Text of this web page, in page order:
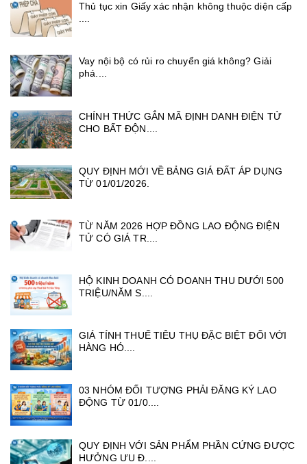
Thủ tục xin Giấy xác nhận không thuộc diện cấp
....
Vay nội bộ có rủi ro chuyển giá không? Giải
phá....
CHÍNH THỨC GẮN MÃ ĐỊNH DANH ĐIỆN TỬ
CHO BẤT ĐỘN....
QUY ĐỊNH MỚI VỀ BẢNG GIÁ ĐẤT ÁP DỤNG
TỪ 01/01/2026.
TỪ NĂM 2026 HỢP ĐỒNG LAO ĐỘNG ĐIỆN
TỬ CÓ GIÁ TR....
HỘ KINH DOANH CÓ DOANH THU DƯỚI 500
TRIỆU/NĂM S....
GIÁ TÍNH THUẾ TIÊU THỤ ĐẶC BIỆT ĐỐI VỚI
HÀNG HÓ....
03 NHÓM ĐỐI TƯỢNG PHẢI ĐĂNG KÝ LAO
ĐỘNG TỪ 01/0....
QUY ĐỊNH VỚI SẢN PHẨM PHẦN CỨNG ĐƯỢC
HƯỞNG ƯU Đ....